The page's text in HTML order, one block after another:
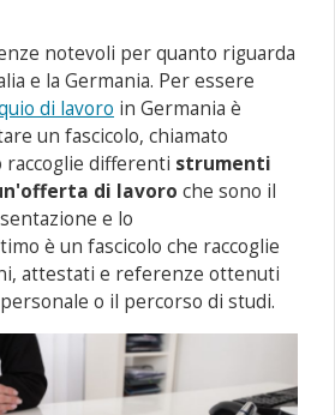
notevoli per quanto riguarda
e la Germania. Per essere
di lavoro in Germania è
un fascicolo, chiamato
raccoglie differenti strumenti
di lavoro che sono il
e lo
è un fascicolo che raccoglie
attestati e referenze ottenuti
o il percorso di studi.